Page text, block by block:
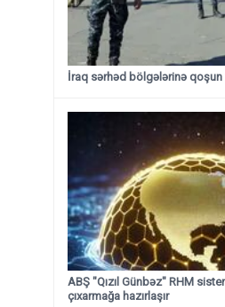
İraq sərhəd bölgələrinə qoşun
ABŞ "Qızıl Günbəz" RHM
çıxarmağa hazırlaşır